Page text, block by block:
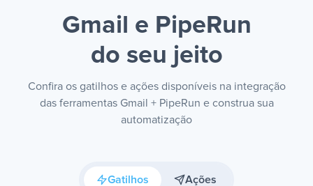
Gmail e PipeRun
do seu jeito
Confira os gatilhos e ações disponíveis na integração
das ferramentas Gmail + PipeRun e construa sua
automatização
Gatilhos Ações